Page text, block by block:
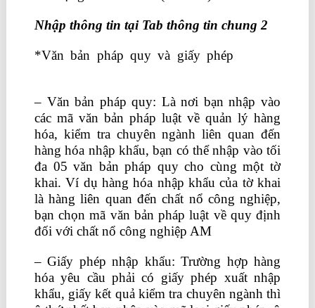
Nhập thông tin tại Tab thông tin chung 2
*Văn bản pháp quy và giấy phép
– Văn bản pháp quy: Là nơi bạn nhập vào
các mã văn bản pháp luật về quản lý hàng
hóa, kiểm tra chuyên ngành liên quan đến
hàng hóa nhập khẩu, bạn có thể nhập vào tối
đa 05 văn bản pháp quy cho cùng một tờ
khai. Ví dụ hàng hóa nhập khẩu của tờ khai
là hàng liên quan đến chất nổ công nghiệp,
bạn chọn mã văn bản pháp luật về quy định
đối với chất nổ công nghiệp AM
– Giấy phép nhập khẩu: Trường hợp hàng
hóa yêu cầu phải có giấy phép xuất nhập
khẩu, giấy kết quả kiểm tra chuyên ngành thì